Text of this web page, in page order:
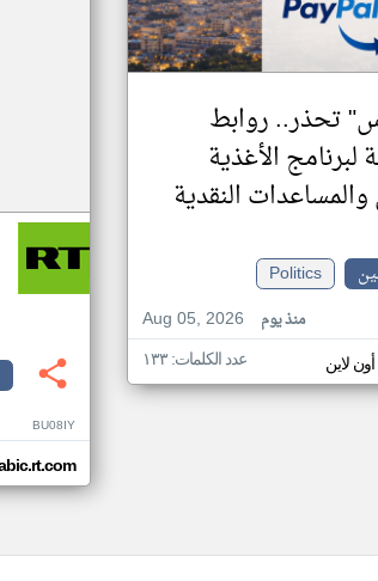
تحذر.. روابط
لبرنامج الأغذية
والمساعدات النقدية
Politics
Aug 05, 2026
منذ يوم
لاين عدد الكلمات: ١٣٣
BU08IY